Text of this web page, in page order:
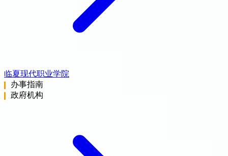
临夏现代职业学院
办事指南
政府机构